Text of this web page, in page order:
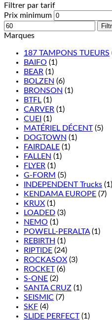
Filtrer par tarif
Prix minimum
Marques
187 TAMPONS TUEURS
BAIFO (1)
BEAR (1)
BOLZEN (6)
BRONSON (1)
BTFL (1)
CARVER (1)
CUEI (1)
MATÉRIEL DÉCENT (5)
DOGTOWN (1)
FAIRDALE (1)
FALLEN (1)
FLYER (1)
G-FORM (5)
INDEPENDENT Trucks (1)
KENDAMA EUROPE (7)
KRUX (1)
LOADED (3)
NEMO (1)
POWELL-PERALTA (1)
REBIRTH (1)
RIPTIDE (24)
ROCKASOX (3)
ROCKET (6)
S-ONE (2)
SANTA CRUZ (1)
SEISMIC (7)
SKF (4)
SLIDE PERFECT (1)